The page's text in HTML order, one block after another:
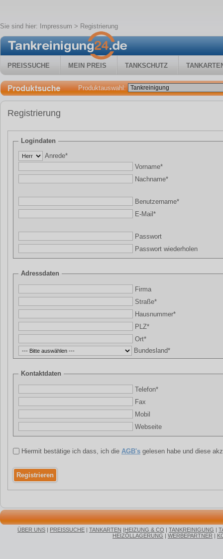
Sie sind hier: Impressum > Registrierung
PREISSUCHE MEIN PREIS TANKSCHUTZ
Produktauswahl:
Registrierung
Logindaten
Anrede*
Vorname*
Nachname*
Benutzername*
E-Mail*
Passwort
Passwort wiederholen
Adressdaten
Firma
Straße*
Hausnummer*
PLZ*
Ort*
Bundesland*
Kontaktdaten
Telefon*
Fax
Mobil
Webseite
Hiermit bestätige ich dass, ich die AGB's gelesen habe und diese
ÜBER UNS | PREISSUCHE | TANKARTEN |HEIZUNG & CO | TANKREINIGUNG |
HEIZÖLLAGERUNG | WERBEPARTNER |